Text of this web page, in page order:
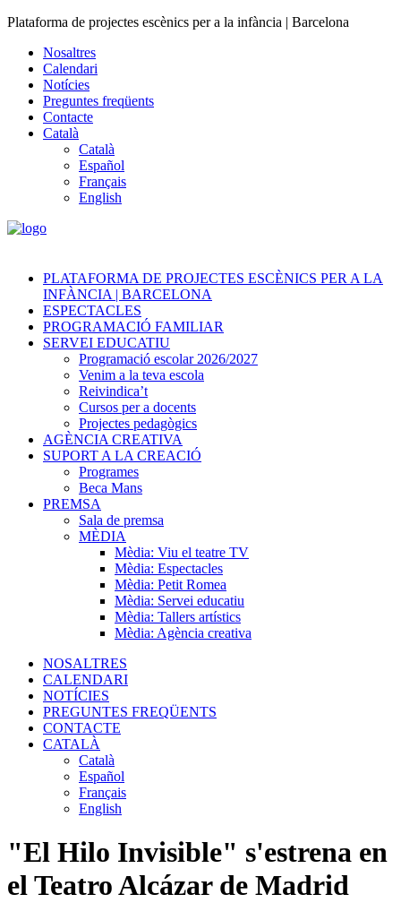
Plataforma de projectes escènics per a la infància | Barcelona
Nosaltres
Calendari
Notícies
Preguntes freqüents
Contacte
Català
Català
Español
Français
English
PLATAFORMA DE PROJECTES ESCÈNICS PER A LA
INFÀNCIA | BARCELONA
ESPECTACLES
PROGRAMACIÓ FAMILIAR
SERVEI EDUCATIU
Programació escolar 2026/2027
Venim a la teva escola
Reivindica’t
Cursos per a docents
Projectes pedagògics
AGÈNCIA CREATIVA
SUPORT A LA CREACIÓ
Programes
Beca Mans
PREMSA
Sala de premsa
MÈDIA
Mèdia: Viu el teatre TV
Mèdia: Espectacles
Mèdia: Petit Romea
Mèdia: Servei educatiu
Mèdia: Tallers artístics
Mèdia: Agència creativa
NOSALTRES
CALENDARI
NOTÍCIES
PREGUNTES FREQÜENTS
CONTACTE
CATALÀ
Català
Español
Français
English
"El Hilo Invisible" s'estrena en
el Teatro Alcázar de Madrid